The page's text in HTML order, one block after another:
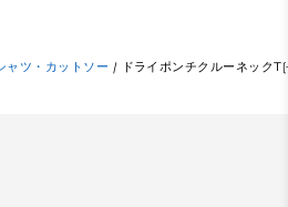
ャツ・カットソー / ドライポンチクルーネック